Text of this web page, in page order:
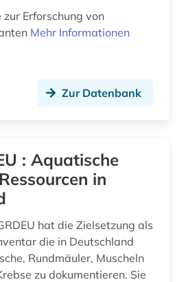
(2)
biologiestudium (1)
Erforschung von
Mehr Informationen
Zur Datenbank
: Aquatische
in
hat die Zielsetzung als
die in Deutschland
Rundmäuler, Muscheln
zu dokumentieren. Sie